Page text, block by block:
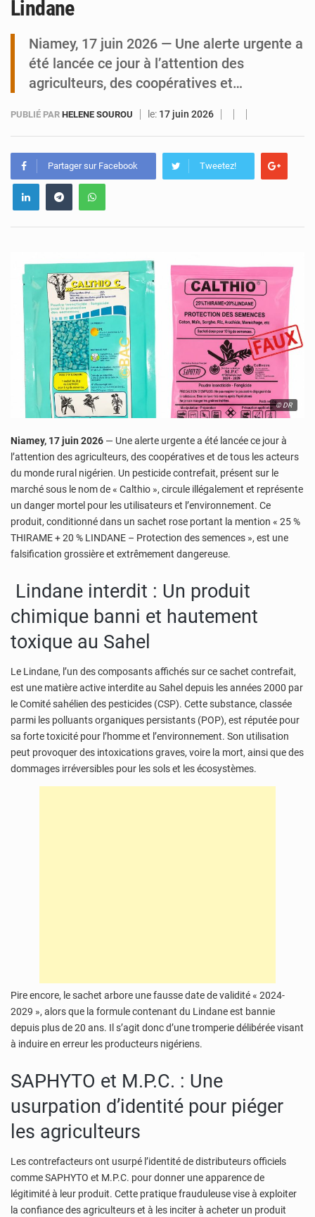
Lindane
Niamey, 17 juin 2026 — Une alerte urgente a
été lancée ce jour à l’attention des
agriculteurs, des coopératives et…
PUBLIÉ PAR HELENE SOUROU le: 17 juin 2026
Partager sur Facebook Tweetez!
© DR
Niamey, 17 juin 2026 — Une alerte urgente a été lancée ce jour à
l’attention des agriculteurs, des coopératives et de tous les acteurs
du monde rural nigérien. Un pesticide contrefait, présent sur le
marché sous le nom de « Calthio », circule illégalement et représente
un danger mortel pour les utilisateurs et l’environnement. Ce
produit, conditionné dans un sachet rose portant la mention « 25 %
THIRAME + 20 % LINDANE – Protection des semences », est une
falsification grossière et extrêmement dangereuse.
Lindane interdit : Un produit
chimique banni et hautement
toxique au Sahel
Le Lindane, l’un des composants affichés sur ce sachet contrefait,
est une matière active interdite au Sahel depuis les années 2000 par
le Comité sahélien des pesticides (CSP). Cette substance, classée
parmi les polluants organiques persistants (POP), est réputée pour
sa forte toxicité pour l’homme et l’environnement. Son utilisation
peut provoquer des intoxications graves, voire la mort, ainsi que des
dommages irréversibles pour les sols et les écosystèmes.
Pire encore, le sachet arbore une fausse date de validité « 2024-
2029 », alors que la formule contenant du Lindane est bannie
depuis plus de 20 ans. Il s’agit donc d’une tromperie délibérée visant
à induire en erreur les producteurs nigériens.
SAPHYTO et M.P.C. : Une
usurpation d’identité pour piéger
les agriculteurs
Les contrefacteurs ont usurpé l’identité de distributeurs officiels
comme SAPHYTO et M.P.C. pour donner une apparence de
légitimité à leur produit. Cette pratique frauduleuse vise à exploiter
la confiance des agriculteurs et à les inciter à acheter un produit